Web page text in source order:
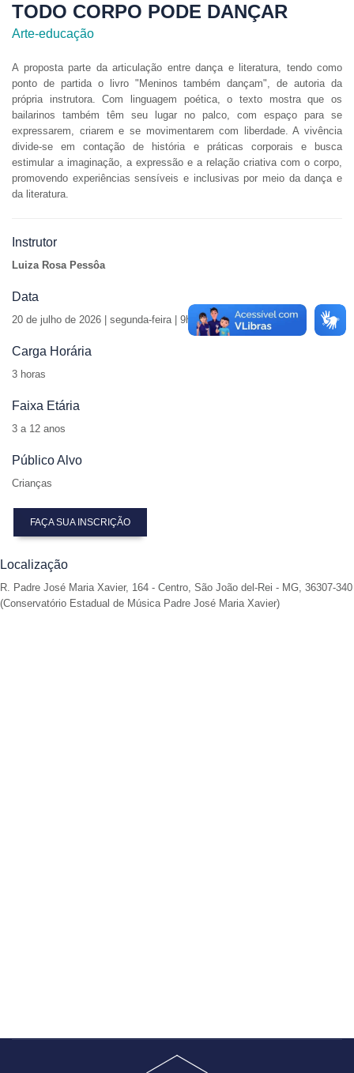
TODO CORPO PODE DANÇAR
Arte-educação
A proposta parte da articulação entre dança e literatura, tendo como
ponto de partida o livro "Meninos também dançam", de autoria da
própria instrutora. Com linguagem poética, o texto mostra que os
bailarinos também têm seu lugar no palco, com espaço para se
expressarem, criarem e se movimentarem com liberdade. A vivência
divide-se em contação de história e práticas corporais e busca
estimular a imaginação, a expressão e a relação criativa com o corpo,
promovendo experiências sensíveis e inclusivas por meio da dança e
da literatura.
Instrutor
Luiza Rosa Pessôa
Data
20 de julho de 2026 | segunda-feira | 9h30 às 12h30
Carga Horária
3 horas
Faixa Etária
3 a 12 anos
Público Alvo
Crianças
FAÇA SUA INSCRIÇÃO
Localização
R. Padre José Maria Xavier, 164 - Centro, São João del-Rei - MG, 36307-340
(Conservatório Estadual de Música Padre José Maria Xavier)